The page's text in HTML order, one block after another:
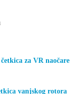
za VR naočare
vanjskog rotora